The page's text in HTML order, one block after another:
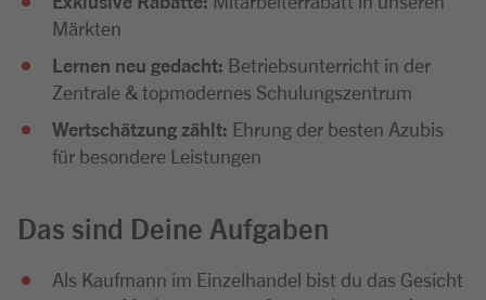
Märkten
Lernen neu gedacht: Betriebsunterricht in der
Zentrale & topmodernes Schulungszentrum
Wertschätzung zählt: Ehrung der besten Azubis
für besondere Leistungen
Das sind Deine Aufgaben
Als Kaufmann im Einzelhandel bist du das Gesicht